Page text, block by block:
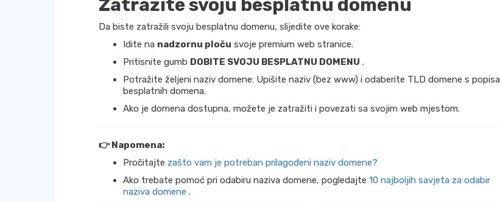
Zatražite svoju besplatnu domenu
Da biste zatražili svoju besplatnu domenu, slijedite ove korake:
Idite na nadzornu ploču svoje premium web stranice.
Pritisnite gumb DOBITE SVOJU BESPLATNU DOMENU .
Potražite željeni naziv domene: Upišite naziv (bez www) i odaberite TLD domene s popisa
besplatnih domena.
Ako je domena dostupna, možete je zatražiti i povezati sa svojim web mjestom.
👉 Napomena:
Pročitajte zašto vam je potreban prilagođeni naziv domene?
Ako trebate pomoć pri odabiru naziva domene, pogledajte 10 najboljih savjeta za odabir
naziva domene .